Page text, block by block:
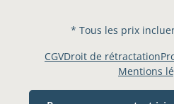
* Tous les prix
CGVDroit de rétractation
Mentions